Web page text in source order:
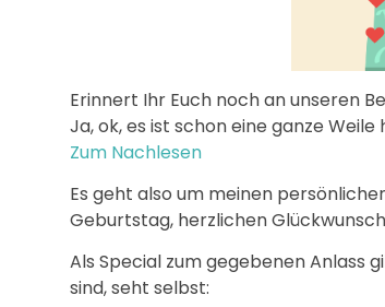
Erinnert Ihr Euch noch an unseren
Ja, ok, es ist schon eine ganze Weile
Zum Nachlesen
Es geht also um meinen
Geburtstag, herzlichen
Als Special zum gegebenen Anlass
sind, seht selbst: